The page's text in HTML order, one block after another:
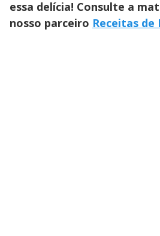
essa delícia! Consulte a
nosso parceiro Receitas de